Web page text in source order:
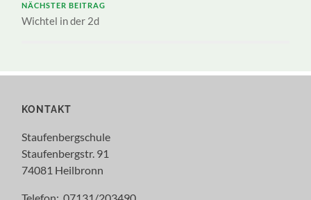
NÄCHSTER BEITRAG
Wichtel in der 2d
KONTAKT
Staufenbergschule
Staufenbergstr. 91
74081 Heilbronn